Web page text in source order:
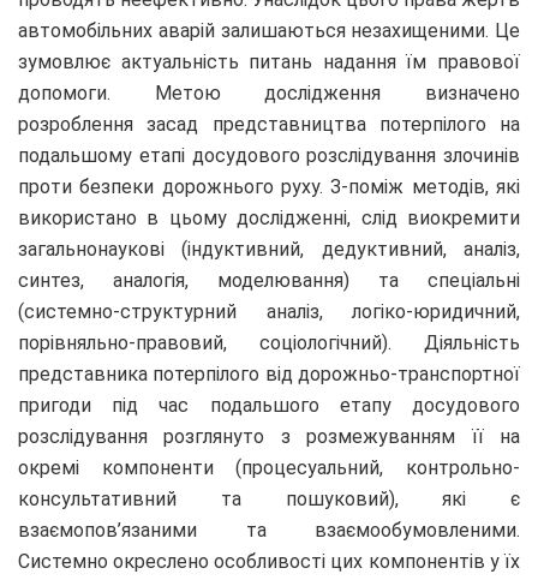
автомобільних аварій залишаються незахищеними. Це
зумовлює актуальність питань надання їм правової
допомоги. Метою дослідження визначено
розроблення засад представництва потерпілого на
подальшому етапі досудового розслідування злочинів
проти безпеки дорожнього руху. З-поміж методів, які
використано в цьому дослідженні, слід виокремити
загальнонаукові (індуктивний, дедуктивний, аналіз,
синтез, аналогія, моделювання) та спеціальні
(системно-структурний аналіз, логіко-юридичний,
порівняльно-правовий, соціологічний). Діяльність
представника потерпілого від дорожньо-транспортної
пригоди під час подальшого етапу досудового
розслідування розглянуто з розмежуванням її на
окремі компоненти (процесуальний, контрольно-
консультативний та пошуковий), які є
взаємопов’язаними та взаємообумовленими.
Системно окреслено особливості цих компонентів у їх